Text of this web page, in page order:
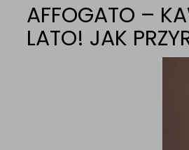
AFFOGATO –
LATO! JAK